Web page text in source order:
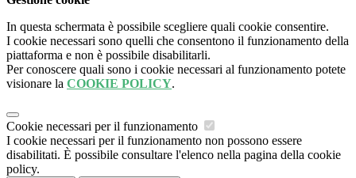
In questa schermata è possibile scegliere quali cookie consentire.
I cookie necessari sono quelli che consentono il funzionamento della
piattaforma e non è possibile disabilitarli.
Per conoscere quali sono i cookie necessari al funzionamento potete
visionare la COOKIE POLICY.
Cookie necessari per il funzionamento
I cookie necessari per il funzionamento non possono essere
disabilitati. È possibile consultare l'elenco nella pagina della cookie
policy.